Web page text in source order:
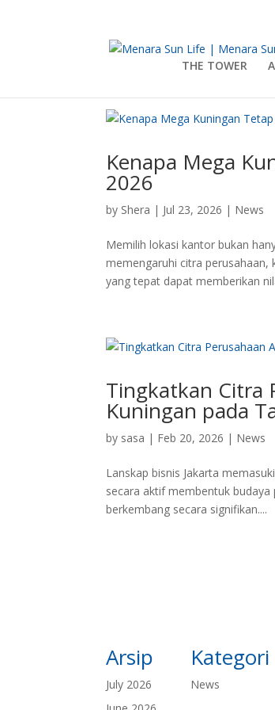
THE TOWER
Kenapa Mega
2026
by Shera | Jul 23, 2026 | News
Memilih lokasi kantor bukan
memengaruhi citra perusahaan,
yang tepat dapat memberikan
Tingkatkan Citra
Kuningan pada
by sasa | Feb 20, 2026 | News
Lanskap bisnis Jakarta
secara aktif membentuk
berkembang secara signifikan....
Arsip
July 2026
Kategori
News